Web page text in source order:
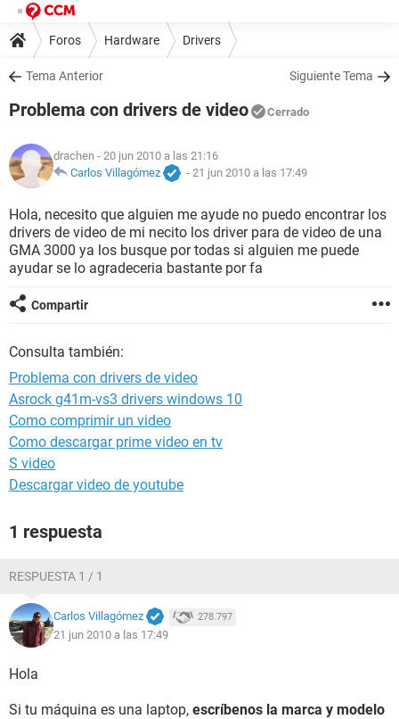
Foros Hardware Drivers
Tema Anterior Siguiente Tema
Problema con drivers de video Cerrado
drachen - 20 jun 2010 a las 21:16
Carlos Villagómez
- 21 jun 2010 a las 17:49
Hola, necesito que alguien me ayude no puedo encontrar los
drivers de video de mi necito los driver para de video de una
GMA 3000 ya los busque por todas si alguien me puede
ayudar se lo agradeceria bastante por fa
Compartir
Consulta también:
Problema con drivers de video
Asrock g41m-vs3 drivers windows 10
Como comprimir un video
Como descargar prime video en tv
S video
Descargar video de youtube
1 respuesta
RESPUESTA 1 / 1
Carlos Villagómez 278.797
21 jun 2010 a las 17:49
Hola
Si tu máquina es una laptop, escríbenos la marca y modelo